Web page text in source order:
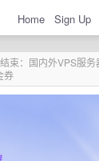
Home Sign Up
束：国内外VPS服务
券